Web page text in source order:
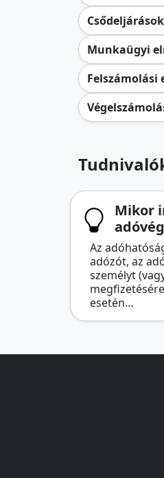
Csődeljárások
Munkaügyi
Felszámolási
Mikor
Az
adózót, az
személyt
esetén…